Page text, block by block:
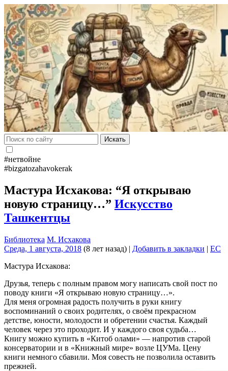
Искать
#нетвойне
#bizgatozahavokerak
Мастура Исхакова: “Я открываю
новую страницу…” Искусство
Ташкентцы
Библиотека М. Исхакова
Среда, 1 августа, 2018 (8 лет назад) | Добавить в закладки | EC
Мастура Исхакова:
Друзья, теперь с полным правом могу написать свой пост по
поводу книги «Я открываю новую страницу…».
Для меня огромная радость получить в руки книгу
воспоминаний о своих родителях, о своём прекрасном
детстве, юности, молодости и обретении счастья. Каждый
человек через это проходит. И у каждого своя судьба…
Книгу можно купить в «Китоб олами» — напротив старой
консерватории и в «Книжный мире» возле ЦУМа. Цену
книги немного сбавили. Моя совесть не позволила оставить
прежней.